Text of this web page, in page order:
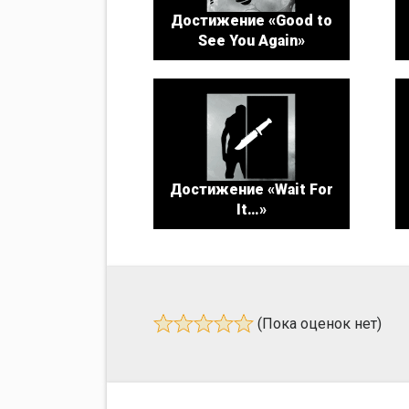
Достижение «Good to
See You Again»
Достижение «Wait For
It…»
(Пока оценок нет)